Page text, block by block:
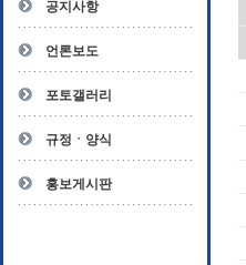
- 전문수련감독자
- 전문수련기관
공지사항
언론보도
포토갤러리
규정ㆍ양식
홍보게시판